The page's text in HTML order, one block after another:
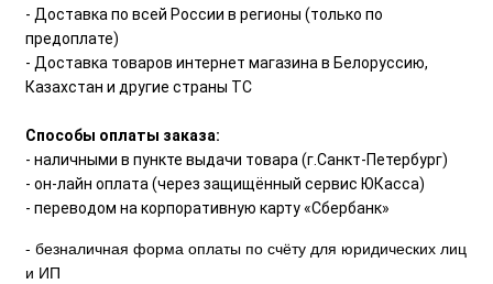
- Доставка по всей России в регионы (только по
предоплате)
- Доставка товаров интернет магазина в Белоруссию,
Казахстан и другие страны ТС
Способы оплаты заказа:
- наличными в пункте выдачи товара (г.Санкт-Петербург)
- он-лайн оплата (через защищённый сервис ЮКасса)
- переводом на корпоративную карту «Сбербанк»
- безналичная форма оплаты по счёту для юридических лиц
и ИП